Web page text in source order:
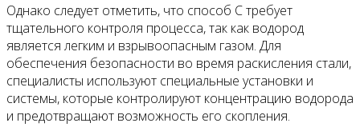
Однако следует отметить, что способ C требует
тщательного контроля процесса, так как водород
является легким и взрывоопасным газом. Для
обеспечения безопасности во время раскисления стали,
специалисты используют специальные установки и
системы, которые контролируют концентрацию водорода
и предотвращают возможность его скопления.